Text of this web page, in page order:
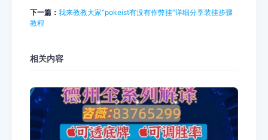
下一篇： 我来教教大家“pokeist有没有作弊挂”详细分享装挂步骤
教程
相关内容